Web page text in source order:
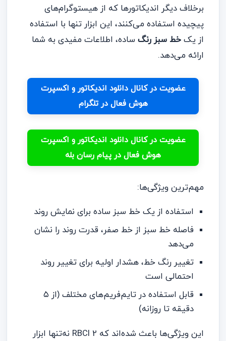
برخلاف دیگر اندیکاتورها که از هیستوگرام‌های
پیچیده استفاده می‌کنند، این ابزار تنها با استفاده
از یکخط سبز رنگ ساده، اطلاعات مفیدی به شما
ارائه می‌دهد.
عضویت در کانال دانلود اندیکاتور و اکسپرت
هوش فعال در تلگرام
عضویت در کانال دانلود اندیکاتور و اکسپرت
هوش فعال در پیام رسان بله
مهم‌ترین ویژگی‌ها:
استفاده از یک خط سبز ساده برای نمایش روند
فاصله خط سبز از خط صفر، قدرت روند را نشان
می‌دهد
تغییر رنگ خط، هشدار اولیه برای تغییر روند
احتمالی است
قابل استفاده در تایم‌فریم‌های مختلف (از ۵
دقیقه تا روزانه)
این ویژگی‌ها باعث شده‌اند که RBCI 2 نه‌تنها ابزار